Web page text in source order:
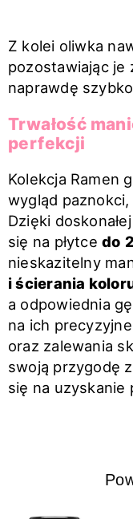
Z kolei oliwka
pozostawiając je
naprawdę
Trwałość
perfekcji
Kolekcja Ramen
wygląd paznokci,
Dzięki
się na płytcedo
nieskazitelny
i ścierania
a odpowiednia
na ich
oraz zalewania
swoją przygodę
się na